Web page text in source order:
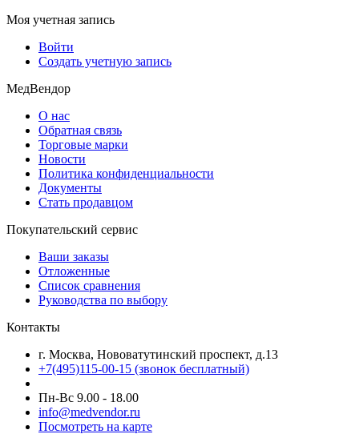
Моя учетная запись
Войти
Создать учетную запись
МедВендор
О нас
Обратная связь
Торговые марки
Новости
Политика конфиденциальности
Документы
Стать продавцом
Покупательский сервис
Ваши заказы
Отложенные
Список сравнения
Руководства по выбору
Контакты
г. Москва, Нововатутинский проспект, д.13
+7(495)115-00-15 (звонок бесплатный)
Пн-Вс 9.00 - 18.00
info@medvendor.ru
Посмотреть на карте